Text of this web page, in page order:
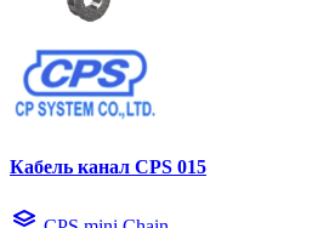
Кабель канал CPS 015